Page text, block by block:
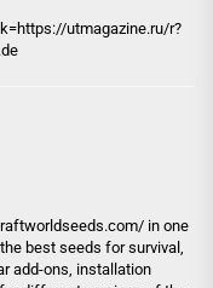
utmagazine.ru/r?
in one
best seeds for survival,
add-ons, installation